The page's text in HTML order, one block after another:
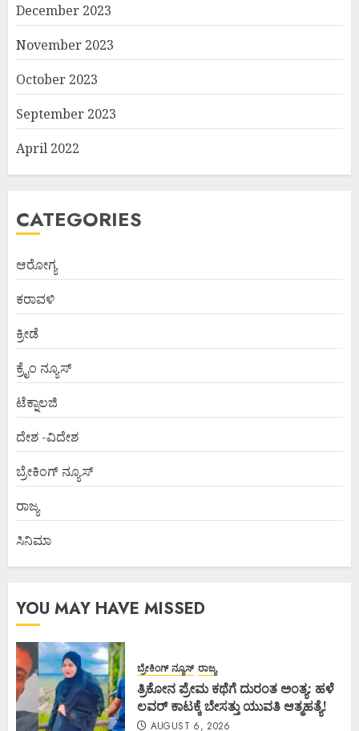
December 2023
November 2023
October 2023
September 2023
April 2022
CATEGORIES
ಆರೋಗ್ಯ
ಕರಾವಳಿ
ಕ್ರೀಡೆ
ಕ್ರೈಂ ನ್ಯೂಸ್
ಟೆಕ್ನಾಲಜಿ
ದೇಶ -ವಿದೇಶ
ಬ್ರೇಕಿಂಗ್ ನ್ಯೂಸ್
ರಾಜ್ಯ
ಸಿನಿಮಾ
YOU MAY HAVE MISSED
ಬ್ರೇಕಿಂಗ್ ನ್ಯೂಸ್ ರಾಜ್ಯ
ತ್ರಿಕೋನ ಪ್ರೇಮ ಕಥೆಗೆ ದುರಂತ ಅಂತ್ಯ: ಹಳೆ
ಲವರ್ ಕಾಟಕ್ಕೆ ಬೇಸತ್ತು ಯುವತಿ ಆತ್ಮಹತ್ಯೆ!
AUGUST 6, 2026